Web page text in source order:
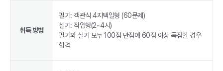
취득 방법
필기: 객관식 4지택일형 (60문제)
실기: 작업형(2~4시)
필기와 실기 모두 100점 만점에 60점 이상 득점할 경우
합격